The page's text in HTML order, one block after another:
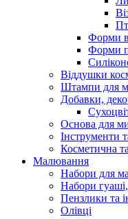
Форми
Форми
Віддушки
Штампи для
Добавки,
Основа для
Інструменти
Косметична
Малювання
Набори для
Набори
Пензлики та
Олівці